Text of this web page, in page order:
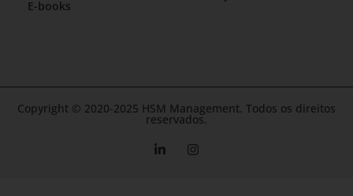
E-books
Copyright © 2020-2025 HSM Management. Todos os direitos
reservados.